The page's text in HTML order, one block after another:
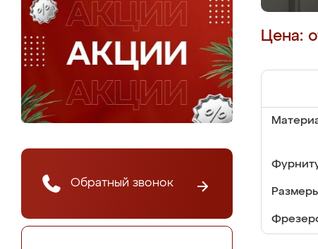
Обратный звонок
Цена: